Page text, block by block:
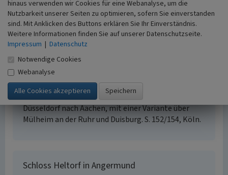
www.alleburgen.de: Heltorf, Schloss (abgerufen
10.08.2020)
Literatur
Landschaftsverband Rheinland; Landschaftsverband
Westfalen-Lippe (Hrsg.) (2010)
der Jakobspilger in Rheinland und Westfalen. Band
9: In 9 Etappen von Dortmund über Essen und
Düsseldorf nach Aachen, mit einer Variante über
Mülheim an der Ruhr und Duisburg. S. 152/154, Köln.
Schloss Heltorf in Angermund
hinaus verwenden wir Cookies für eine Webanalyse, um die
Nutzbarkeit unserer Seiten zu optimieren, sofern Sie einverstanden
sind. Mit Anklicken des Buttons erklären Sie Ihr Einverständnis.
Weitere Informationen finden Sie auf unserer Datenschutzseite.
Impressum | Datenschutz
Notwendige Cookies
Webanalyse